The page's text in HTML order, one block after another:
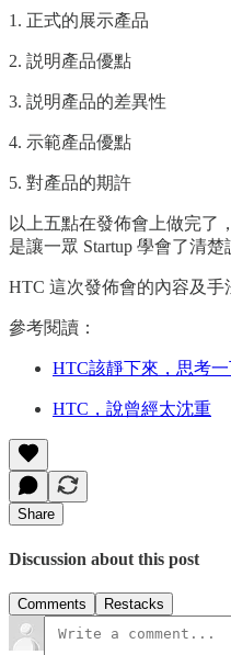
1. 正式的展示產品
2. 説明產品優點
3. 説明產品的差異性
4. 示範產品優點
5. 對產品的期許
以上五點在發佈會上做完了
是讓一眾 Startup 學會了清楚
HTC 這次發佈會的內容及手
參考閱讀：
HTC該靜下來，思考
HTC，說曾經太沈重
Share
Discussion about this post
Comments Restacks